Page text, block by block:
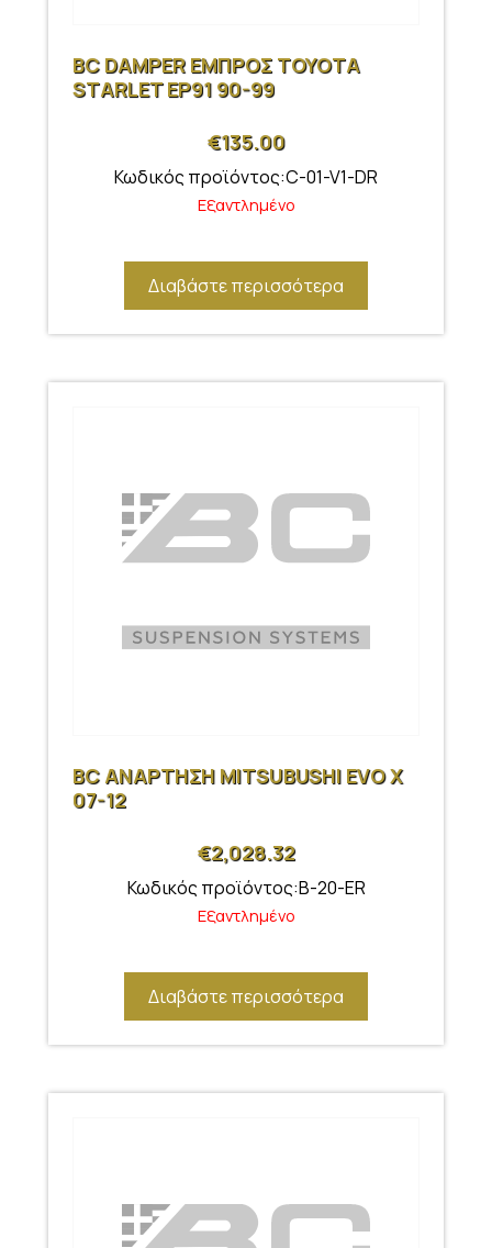
BC DAMPER ΕΜΠΡΟΣ TOYOTA
STARLET EP91 90-99
€135.00
Κωδικός προϊόντος:C-01-V1-DR
Εξαντλημένο
Διαβάστε περισσότερα
BC ΑΝΑΡΤΗΣΗ MITSUBUSHI EVO X
07-12
€2,028.32
Κωδικός προϊόντος:B-20-ER
Εξαντλημένο
Διαβάστε περισσότερα